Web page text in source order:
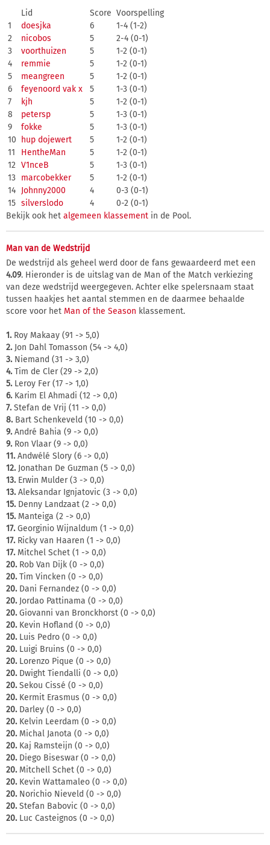
Lid Score Voorspelling
1
doesjka 6
1-4 (1-2)
2
nicobos 5
2-4 (0-1)
3
voorthuizen 5
1-2 (0-1)
4
remmie 5
1-2 (0-1)
5
meangreen 5
1-2 (0-1)
6
feyenoord vak x 5
1-3 (0-1)
7
kjh 5
1-2 (0-1)
8
petersp 5
1-3 (0-1)
9
fokke 5
1-3 (0-1)
10
hup dojewert 5
1-2 (0-1)
11
HentheMan 5
1-2 (0-1)
12 V1nceB 5
1-3 (0-1)
13 marcobekker 5
1-2 (0-1)
14 Johnny2000 4
0-3 (0-1)
15 silverslodo 4
0-2 (0-1)
Bekijk ook het algemeen klassement in de Pool.
Man van de Wedstrijd
De wedstrijd als geheel werd door de fans gewaardeerd met een
4.09. Hieronder is de uitslag van de Man of the Match verkiezing
van deze wedstrijd weergegeven. Achter elke spelersnaam staat
tussen haakjes het aantal stemmen en de daarmee behaalde
score voor het Man of the Season klassement.
1.Roy Makaay (91 -> 5,0)
2.Jon Dahl Tomasson (54 -> 4,0)
3.Niemand (31 -> 3,0)
4.Tim de Cler (29 -> 2,0)
5.Leroy Fer (17 -> 1,0)
6.Karim El Ahmadi (12 -> 0,0)
7.Stefan de Vrij (11 -> 0,0)
8.Bart Schenkeveld (10 -> 0,0)
9.André Bahia (9 -> 0,0)
9.Ron Vlaar (9 -> 0,0)
11.Andwélé Slory (6 -> 0,0)
12.Jonathan De Guzman (5 -> 0,0)
13.Erwin Mulder (3 -> 0,0)
13.Aleksandar Ignjatovic (3 -> 0,0)
15.Denny Landzaat (2 -> 0,0)
15.Manteiga (2 -> 0,0)
17.Georginio Wijnaldum (1 -> 0,0)
17.Ricky van Haaren (1 -> 0,0)
17.Mitchel Schet (1 -> 0,0)
20.Rob Van Dijk (0 -> 0,0)
20.Tim Vincken (0 -> 0,0)
20.Dani Fernandez (0 -> 0,0)
20.Jordao Pattinama (0 -> 0,0)
20.Giovanni van Bronckhorst (0 -> 0,0)
20.Kevin Hofland (0 -> 0,0)
20.Luis Pedro (0 -> 0,0)
20.Luigi Bruins (0 -> 0,0)
20.Lorenzo Pique (0 -> 0,0)
20.Dwight Tiendalli (0 -> 0,0)
20.Sekou Cissé (0 -> 0,0)
20.Kermit Erasmus (0 -> 0,0)
20.Darley (0 -> 0,0)
20.Kelvin Leerdam (0 -> 0,0)
20.Michal Janota (0 -> 0,0)
20.Kaj Ramsteijn (0 -> 0,0)
20.Diego Biseswar (0 -> 0,0)
20.Mitchell Schet (0 -> 0,0)
20.Kevin Wattamaleo (0 -> 0,0)
20.Norichio Nieveld (0 -> 0,0)
20.Stefan Babovic (0 -> 0,0)
20.Luc Casteignos (0 -> 0,0)